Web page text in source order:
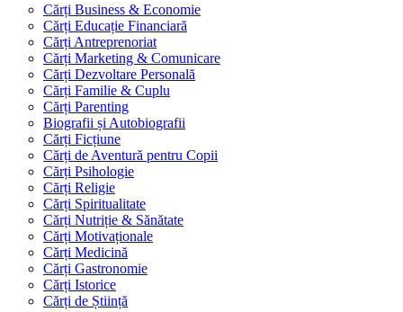
Cărți Business & Economie
Cărți Educație Financiară
Cărți Antreprenoriat
Cărți Marketing & Comunicare
Cărți Dezvoltare Personală
Cărți Familie & Cuplu
Cărți Parenting
Biografii și Autobiografii
Cărți Ficțiune
Cărți de Aventură pentru Copii
Cărți Psihologie
Cărți Religie
Cărți Spiritualitate
Cărți Nutriție & Sănătate
Cărți Motivaționale
Cărți Medicină
Cărți Gastronomie
Cărți Istorice
Cărți de Știință